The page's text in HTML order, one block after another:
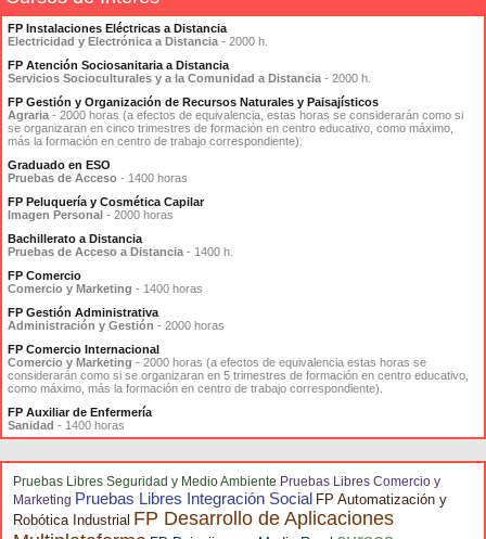
FP Instalaciones Eléctricas a Distancia
Electricidad y Electrónica a Distancia - 2000 h.
FP Atención Sociosanitaria a Distancia
Servicios Socioculturales y a la Comunidad a Distancia - 2000 h.
FP Gestión y Organización de Recursos Naturales y Paisajísticos
Agraria - 2000 horas (a efectos de equivalencia, estas horas se considerarán como si
se organizaran en cinco trimestres de formación en centro educativo, como máximo,
más la formación en centro de trabajo correspondiente).
Graduado en ESO
Pruebas de Acceso - 1400 horas
FP Peluquería y Cosmética Capilar
Imagen Personal - 2000 horas
Bachillerato a Distancia
Pruebas de Acceso a Distancia - 1400 h.
FP Comercio
Comercio y Marketing - 1400 horas
FP Gestión Administrativa
Administración y Gestión - 2000 horas
FP Comercio Internacional
Comercio y Marketing - 2000 horas (a efectos de equivalencia estas horas se
considerarán como si se organizaran en 5 trimestres de formación en centro educativo,
como máximo, más la formación en centro de trabajo correspondiente).
FP Auxiliar de Enfermería
Sanidad - 1400 horas
Pruebas Libres Seguridad y Medio Ambiente Pruebas Libres Comercio y
Marketing Pruebas Libres Integración Social FP Automatización y
Robótica Industrial FP Desarrollo de Aplicaciones